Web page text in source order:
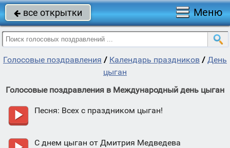
 все открытки Меню
Голосовые поздравления / Календарь праздников / День
цыган
Голосовые поздравления в Международный день цыган
Песня: Всех с праздником цыган!
С днем цыган от Дмитрия Медведева